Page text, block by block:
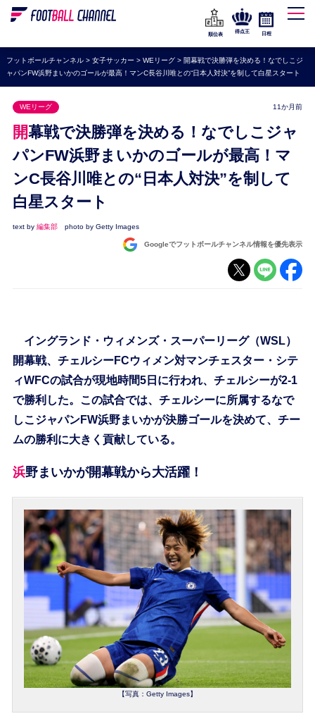
WEリーグ
海外サッカー
プレミアリーグ
セリエA
ブンデスリーガ
UEFA
ナショナルチーム
高校サッカー
順位表
得点王 日程
フットボールチャンネル> 女子サッカー > WEリーグ> 開幕戦で決勝弾を決める！なでしこジ
ャパンFW浜野まいかのゴールが最高！マンC長谷川唯との“日本人対決”を制して白星スタート
WEリーグ 11か月前
開幕戦で決勝弾を決める！なでしこジャ
パンFW浜野まいかのゴールが最高！マ
ンC長谷川唯との“日本人対決”を制して
白星スタート
text by 編集部 photo by Getty Images
Googleでフットボールチャンネル情報を優先表示
イングランド・ウィメンズ・スーパーリーグ（WSL）
開幕戦、チェルシーFCウィメン対マンチェスター・シテ
ィWFCの試合が現地時間5日に行われ、チェルシーが2-1
で勝利した。この試合では、チェルシーに所属するなで
しこジャパンFW浜野まいかが決勝ゴールを決めて、チー
ムの勝利に大きく貢献している。
浜野まいかが開幕戦から大活躍！
【写真：Getty Images】